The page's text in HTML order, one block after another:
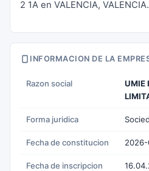
2 1A en VALENCIA, VALENCIA.
INFORMACION DE LA
Razon social
UMIE
Forma juridica
Fecha de constitucion
Fecha de inscripcion